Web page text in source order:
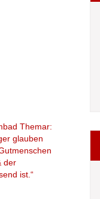
Themar:
glauben
der
ist.“